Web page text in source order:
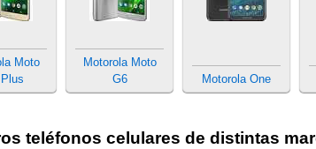
Moto
Motorola Moto
G6
Motorola One
teléfonos celulares de distintas